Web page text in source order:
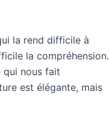
la rend difficile à
la compréhension.
qui nous fait
est élégante, mais